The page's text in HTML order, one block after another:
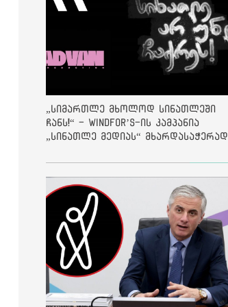
„სიმართლე მხოლოდ სინათლეში
ჩანს!“ - Windfor’s-ის კამპანია
„სინათლე მედიას“ მხარდასაჭერად